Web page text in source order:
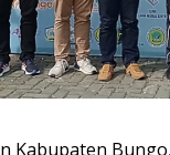
Kabupaten